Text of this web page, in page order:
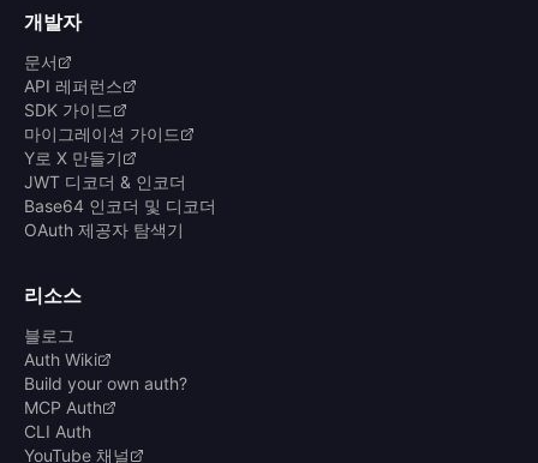
개발자
문서
API 레퍼런스
SDK 가이드
마이그레이션 가이드
Y로 X 만들기
JWT 디코더 & 인코더
Base64 인코더 및 디코더
OAuth 제공자 탐색기
리소스
블로그
Auth Wiki
Build your own auth?
MCP Auth
CLI Auth
YouTube 채널